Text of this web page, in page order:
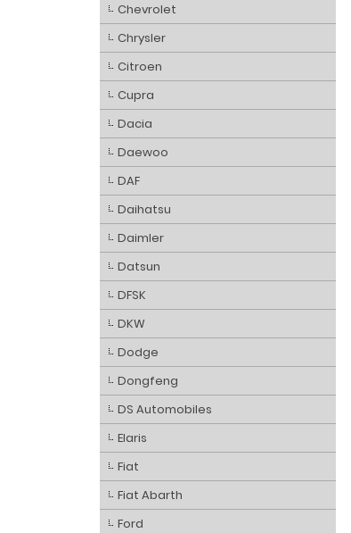
Chevrolet
Chrysler
Citroen
Cupra
Dacia
Daewoo
DAF
Daihatsu
Daimler
Datsun
DFSK
DKW
Dodge
Dongfeng
DS Automobiles
Elaris
Fiat
Fiat Abarth
Ford